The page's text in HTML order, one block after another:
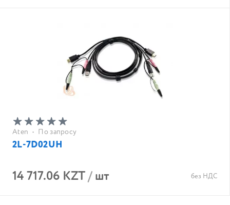
Aten • По запросу
2L-7D02UH
14 717.06 KZT/шт без НДС